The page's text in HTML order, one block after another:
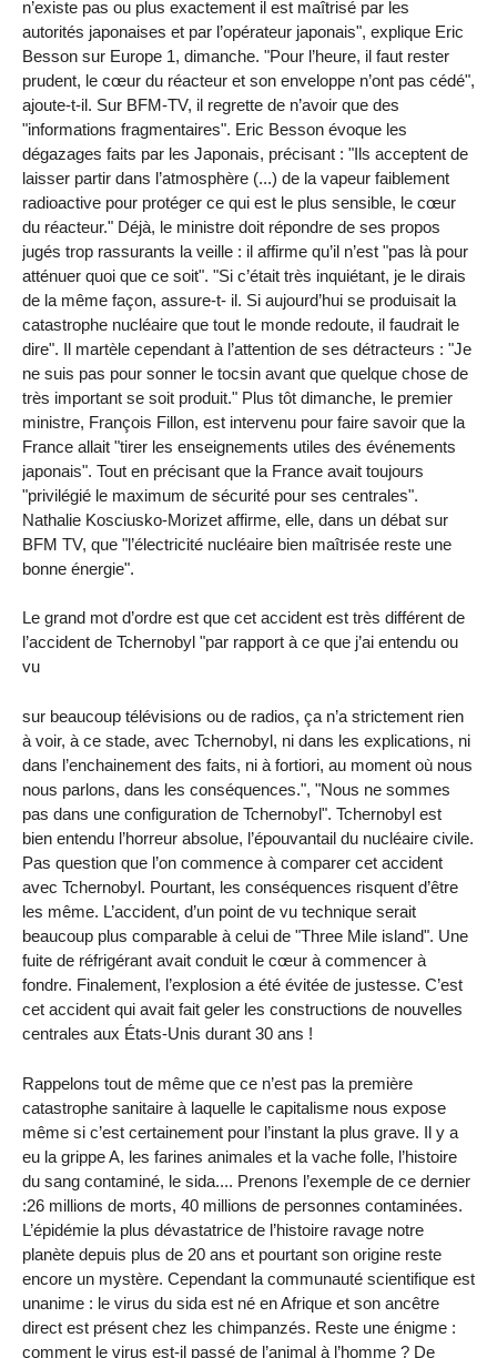
n’existe pas ou plus exactement il est maîtrisé par les
autorités japonaises et par l’opérateur japonais", explique Eric
Besson sur Europe 1, dimanche. "Pour l’heure, il faut rester
prudent, le cœur du réacteur et son enveloppe n’ont pas cédé",
ajoute-t-il. Sur BFM-TV, il regrette de n’avoir que des
"informations fragmentaires". Eric Besson évoque les
dégazages faits par les Japonais, précisant : "Ils acceptent de
laisser partir dans l’atmosphère (...) de la vapeur faiblement
radioactive pour protéger ce qui est le plus sensible, le cœur
du réacteur." Déjà, le ministre doit répondre de ses propos
jugés trop rassurants la veille : il affirme qu’il n’est "pas là pour
atténuer quoi que ce soit". "Si c’était très inquiétant, je le dirais
de la même façon, assure-t- il. Si aujourd’hui se produisait la
catastrophe nucléaire que tout le monde redoute, il faudrait le
dire". Il martèle cependant à l’attention de ses détracteurs : "Je
ne suis pas pour sonner le tocsin avant que quelque chose de
très important se soit produit." Plus tôt dimanche, le premier
ministre, François Fillon, est intervenu pour faire savoir que la
France allait "tirer les enseignements utiles des événements
japonais". Tout en précisant que la France avait toujours
"privilégié le maximum de sécurité pour ses centrales".
Nathalie Kosciusko-Morizet affirme, elle, dans un débat sur
BFM TV, que "l’électricité nucléaire bien maîtrisée reste une
bonne énergie".
Le grand mot d’ordre est que cet accident est très différent de
l’accident de Tchernobyl "par rapport à ce que j’ai entendu ou
vu
sur beaucoup télévisions ou de radios, ça n’a strictement rien
à voir, à ce stade, avec Tchernobyl, ni dans les explications, ni
dans l’enchainement des faits, ni à fortiori, au moment où nous
nous parlons, dans les conséquences.", "Nous ne sommes
pas dans une configuration de Tchernobyl". Tchernobyl est
bien entendu l’horreur absolue, l’épouvantail du nucléaire civile.
Pas question que l’on commence à comparer cet accident
avec Tchernobyl. Pourtant, les conséquences risquent d’être
les même. L’accident, d’un point de vu technique serait
beaucoup plus comparable à celui de "Three Mile island". Une
fuite de réfrigérant avait conduit le cœur à commencer à
fondre. Finalement, l’explosion a été évitée de justesse. C’est
cet accident qui avait fait geler les constructions de nouvelles
centrales aux États-Unis durant 30 ans !
Rappelons tout de même que ce n’est pas la première
catastrophe sanitaire à laquelle le capitalisme nous expose
même si c’est certainement pour l’instant la plus grave. Il y a
eu la grippe A, les farines animales et la vache folle, l’histoire
du sang contaminé, le sida.... Prenons l’exemple de ce dernier
:26 millions de morts, 40 millions de personnes contaminées.
L’épidémie la plus dévastatrice de l’histoire ravage notre
planète depuis plus de 20 ans et pourtant son origine reste
encore un mystère. Cependant la communauté scientifique est
unanime : le virus du sida est né en Afrique et son ancêtre
direct est présent chez les chimpanzés. Reste une énigme :
comment le virus est-il passé de l’animal à l’homme ? De